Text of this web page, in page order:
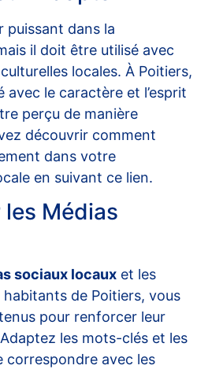
puissant dans la
il doit être utilisé avec
locales. À Poitiers,
avec le caractère et l’esprit
perçu de manière
découvrir comment
dans votre
en suivant ce lien.
Médias
sociaux locaux et les
de Poitiers, vous
pour renforcer leur
les mots-clés et les
correspondre avec les